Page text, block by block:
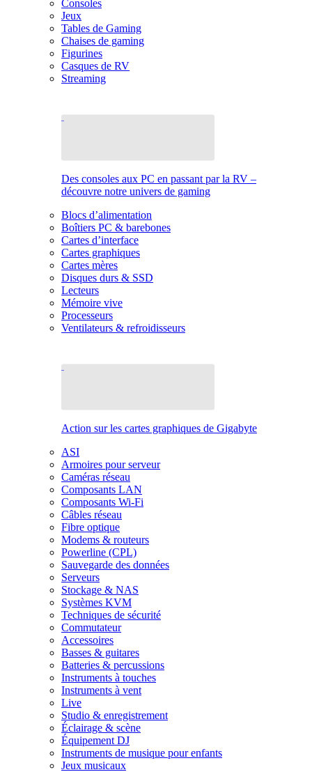
Consoles
Jeux
Tables de Gaming
Chaises de gaming
Figurines
Casques de RV
Streaming
Des consoles aux PC en passant par la RV –
découvre notre univers de gaming
Blocs d’alimentation
Boîtiers PC & barebones
Cartes d’interface
Cartes graphiques
Cartes mères
Disques durs & SSD
Lecteurs
Mémoire vive
Processeurs
Ventilateurs & refroidisseurs
Action sur les cartes graphiques de Gigabyte
ASI
Armoires pour serveur
Caméras réseau
Composants LAN
Composants Wi-Fi
Câbles réseau
Fibre optique
Modems & routeurs
Powerline (CPL)
Sauvegarde des données
Serveurs
Stockage & NAS
Systèmes KVM
Techniques de sécurité
Commutateur
Accessoires
Basses & guitares
Batteries & percussions
Instruments à touches
Instruments à vent
Live
Studio & enregistrement
Éclairage & scène
Équipement DJ
Instruments de musique pour enfants
Jeux musicaux